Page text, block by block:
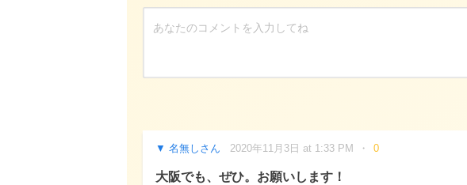
名無しさん 2020年11月3日 at 1:33 PM 0
大阪でも、ぜひ。お願いします！